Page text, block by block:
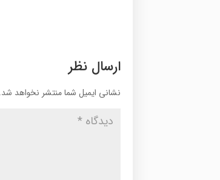
ارسال نظر
نشانی ایمیل شما منتشر نخواهد شد.